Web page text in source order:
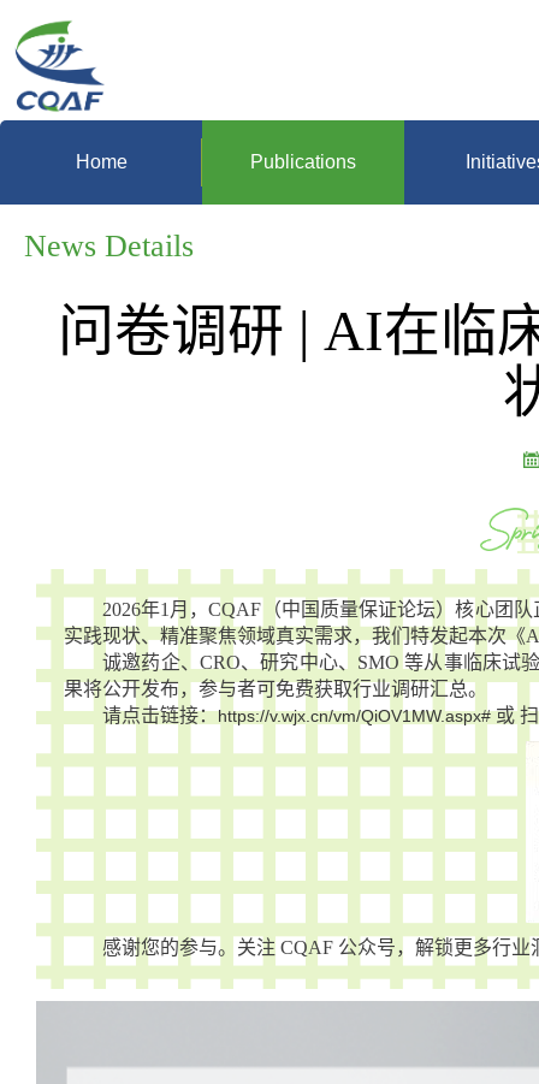
Home Publications
News Details
问卷调研 | AI在临
2026年1月，CQAF（中国质量保证论坛）核心团
实践现状、精准聚焦领域真实需求，我们特发起本次
诚邀药企、CRO、研究中心、SMO 等从事临床试
果将公开发布，参与者可免费获取行业调研汇总。
请点击链接：https://v.wjx.cn/vm/QiOV1MW.aspx#或
感谢您的参与。关注 CQAF 公众号，解锁更多行业